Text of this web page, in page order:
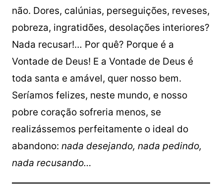
não. Dores, calúnias, perseguições, reveses,
pobreza, ingratidões, desolações interiores?
Nada recusar!… Por quê? Porque é a
Vontade de Deus! E a Vontade de Deus é
toda santa e amável, quer nosso bem.
Seríamos felizes, neste mundo, e nosso
pobre coração sofreria menos, se
realizássemos perfeitamente o ideal do
abandono: nada desejando, nada pedindo,
nada recusando…